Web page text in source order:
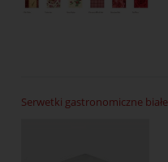
Serwetki gastronomiczne